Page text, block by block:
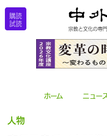
購読
試読
宗教と文化の
ホーム ニュー
人物